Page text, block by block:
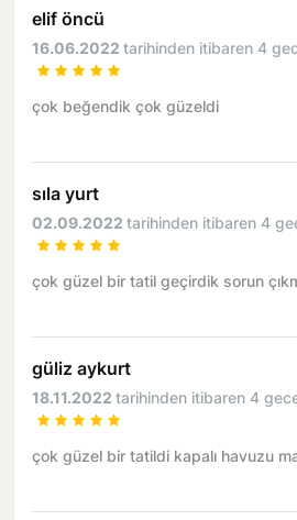
elif öncü
16.06.2022 tarihinden itibaren 4
çok beğendik çok güzeldi
sıla yurt
02.09.2022 tarihinden itibaren 4
çok güzel bir tatil geçirdik sorun
güliz aykurt
18.11.2022 tarihinden itibaren 4
çok güzel bir tatildi kapalı havuzu